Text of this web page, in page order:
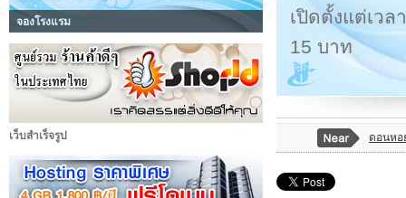
จองโรงแรม
เว็บสำเร็จรูป
เปิดตั้งแต่เว
15 บาท
ดอนหอ